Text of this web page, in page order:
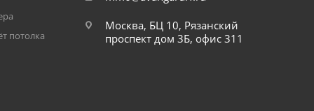
потолка
Москва, БЦ 10, Рязанский
проспект дом 3Б, офис 311